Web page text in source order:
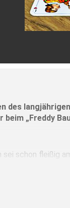
des
„Freddy
sei schon fleißig
So